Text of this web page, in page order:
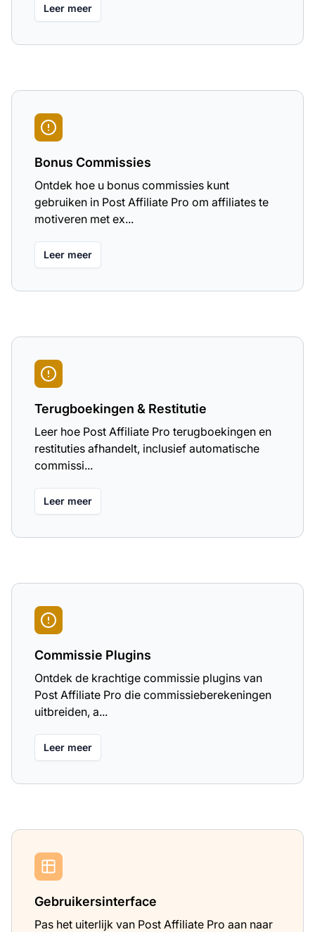
Leer meer
Bonus Commissies
Ontdek hoe u bonus commissies kunt
gebruiken in Post Affiliate Pro om affiliates te
motiveren met ex...
Leer meer
Terugboekingen & Restitutie
Leer hoe Post Affiliate Pro terugboekingen en
restituties afhandelt, inclusief automatische
commissi...
Leer meer
Commissie Plugins
Ontdek de krachtige commissie plugins van
Post Affiliate Pro die commissieberekeningen
uitbreiden, a...
Leer meer
Gebruikersinterface
Pas het uiterlijk van Post Affiliate Pro aan naar